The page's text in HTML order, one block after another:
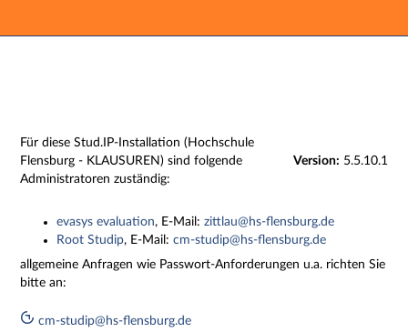
Hauptnavigation
Version: 5.5.10.1
Für diese Stud.IP-Installation (Hochschule
Flensburg - KLAUSUREN) sind folgende
Administratoren zuständig:
evasys evaluation, E-Mail:zittlau@hs-flensburg.de
Root Studip, E-Mail:cm-studip@hs-flensburg.de
allgemeine Anfragen wie Passwort-Anforderungen u.a. richten Sie
bitte an:
cm-studip@hs-flensburg.de